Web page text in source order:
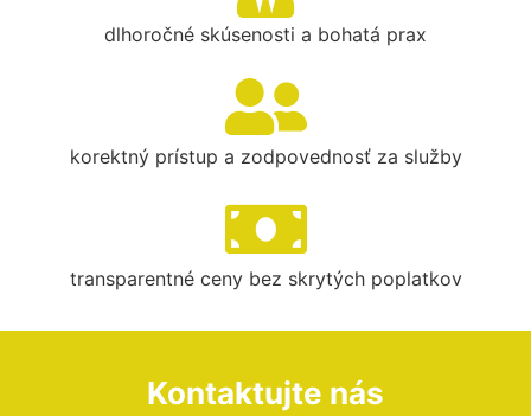
dlhoročné skúsenosti a bohatá prax
korektný prístup a zodpovednosť za služby
transparentné ceny bez skrytých poplatkov
Kontaktujte nás